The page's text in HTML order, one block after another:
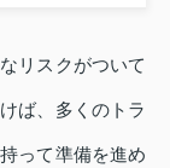
リスクがついて
ば、多くのトラ
って準備を進め